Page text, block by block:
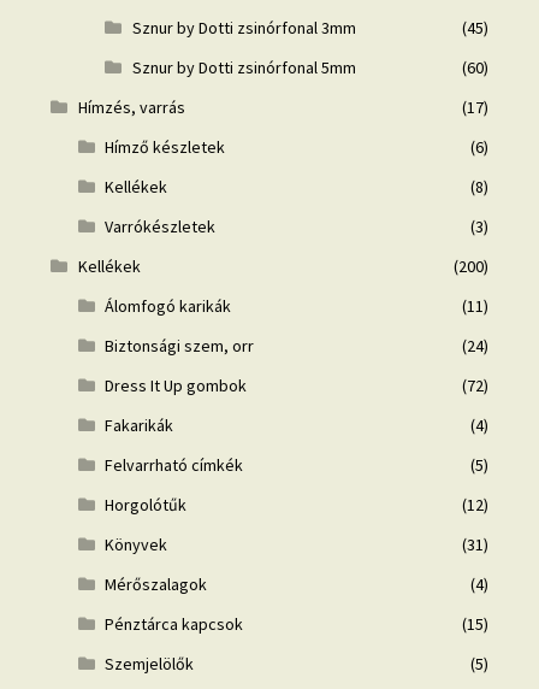
Sznur by Dotti zsinórfonal 3mm
(45)
Sznur by Dotti zsinórfonal 5mm
(60)
Hímzés, varrás
(17)
Hímző készletek
(6)
Kellékek
(8)
Varrókészletek
(3)
Kellékek
(200)
Álomfogó karikák
(11)
Biztonsági szem, orr
(24)
Dress It Up gombok
(72)
Fakarikák
(4)
Felvarrható címkék
(5)
Horgolótűk
(12)
Könyvek
(31)
Mérőszalagok
(4)
Pénztárca kapcsok
(15)
Szemjelölők
(5)